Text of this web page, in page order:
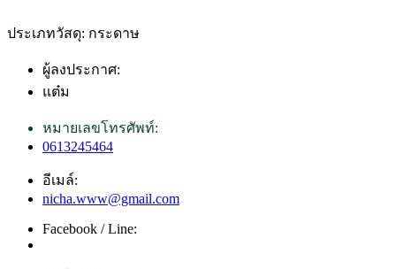
ประเภทวัสดุ: กระดาษ
ผู้ลงประกาศ:
แต๋ม
หมายเลขโทรศัพท์:
0613245464
อีเมล์:
nicha.www@gmail.com
Facebook / Line: